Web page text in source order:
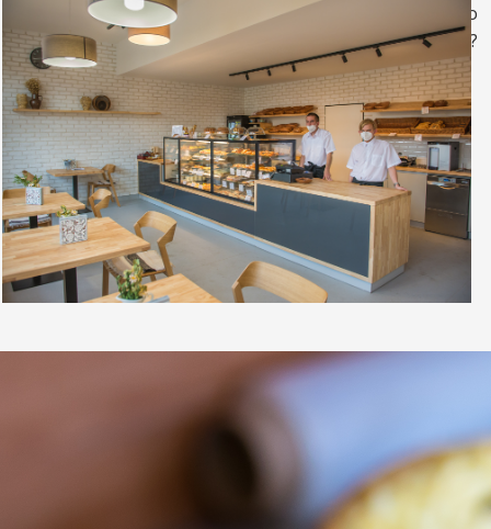
kávou. Nebo si raději dáte zrmzlinový pohár nebo
vynikající točenou zmrzlinu?